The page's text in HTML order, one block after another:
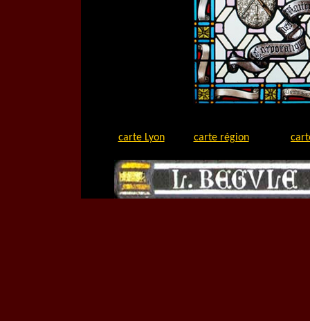
carte Lyon carte région